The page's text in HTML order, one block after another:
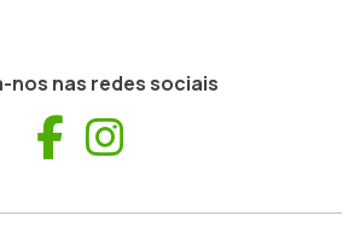
nos nas redes sociais
Facebook